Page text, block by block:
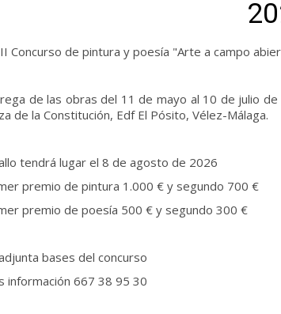
Concurso de pintura y poesía "Arte a campo
de las obras del 11 de mayo al 10 de julio
de la Constitución, Edf El Pósito, Vélez-Málaga.
tendrá lugar el 8 de agosto de 2026
premio de pintura 1.000 € y segundo 700 €
premio de poesía 500 € y segundo 300 €
bases del concurso
información 667 38 95 30